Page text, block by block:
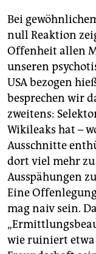
Bei
null Reaktion
Offenheit allen
unseren
USA bezogen
besprechen wir
zweitens:
Wikileaks hat –
Ausschnitte
dort viel mehr
Ausspähungen
Eine
mag naiv sein.
wie ruiniert etwa